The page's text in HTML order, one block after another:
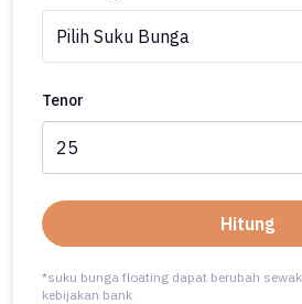
Tenor
Hitung
*suku bunga floating dapat berubah
kebijakan bank